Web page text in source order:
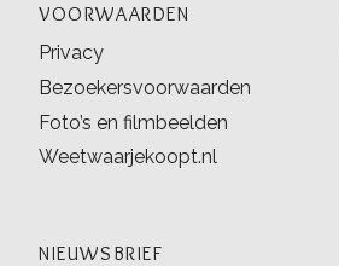
VOORWAARDEN
Privacy
Bezoekersvoorwaarden
Foto’s en filmbeelden
Weetwaarjekoopt.nl
NIEUWSBRIEF